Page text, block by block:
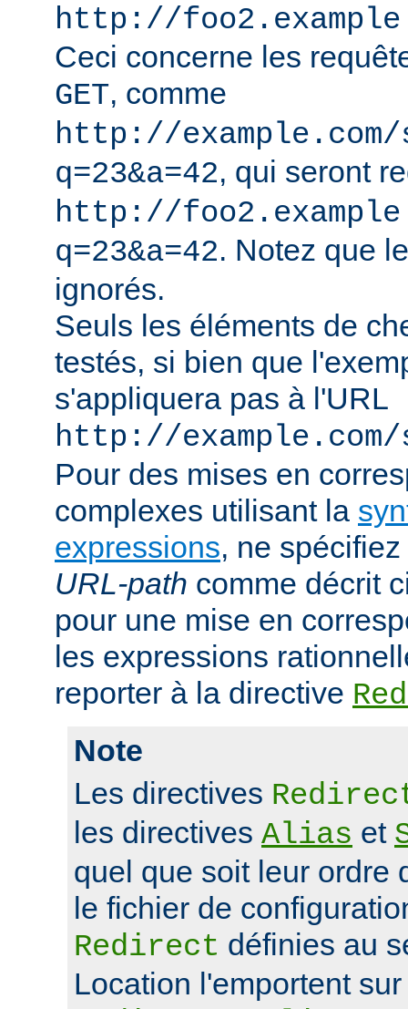
http://
Ceci concerne les
GET, comme
http://
q=23&a=42, qui seront
http://
q=23&a=42. Notez que
ignorés.
Seuls les éléments de
testés, si bien que
s'appliquera pas à l'URL
http://
Pour des mises en
complexes utilisant la
expressions, ne
URL-path comme décrit
pour une mise en
les expressions
reporter à la directive
Note
Les directives
les directives Alias et
quel que soit leur ordre
le fichier de
Redirect définies au
Location l'emportent